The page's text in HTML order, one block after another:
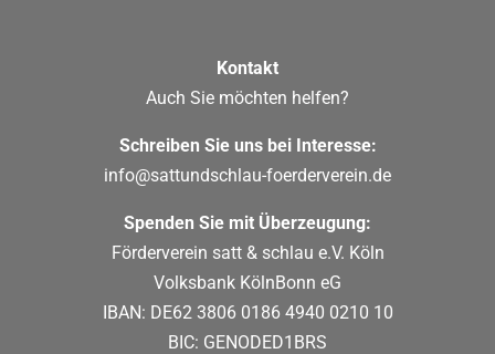
Kontakt
Auch Sie möchten helfen?
Schreiben Sie uns bei Interesse:
info@sattundschlau-foerderverein.de
Spenden Sie mit Überzeugung:
Förderverein satt & schlau e.V. Köln
Volksbank KölnBonn eG
IBAN: DE62 3806 0186 4940 0210 10
BIC: GENODED1BRS